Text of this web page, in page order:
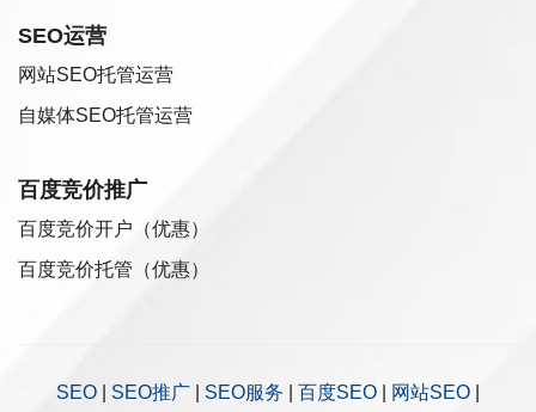
SEO运营
网站SEO托管运营
自媒体SEO托管运营
百度竞价推广
百度竞价开户（优惠）
百度竞价托管（优惠）
SEO SEO推广 SEO服务 百度SEO 网站SEO